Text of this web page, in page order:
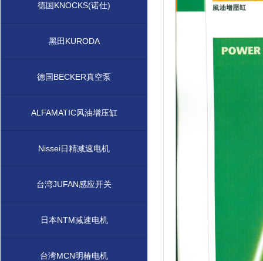
德国KNOCKS(诺仕)
黑田KURODA
德国BECKER真空泵
ALFAMATIC风油增压缸
Nissei日精减速电机
台湾JUFAN感应开关
日本NTM减速电机
台湾MCN明椿电机